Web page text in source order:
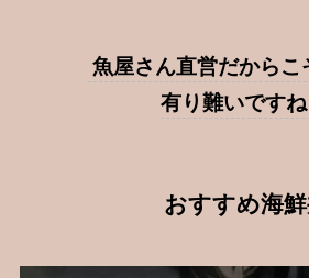
魚屋さん直営だからこ
有り難いですね
おすすめ海